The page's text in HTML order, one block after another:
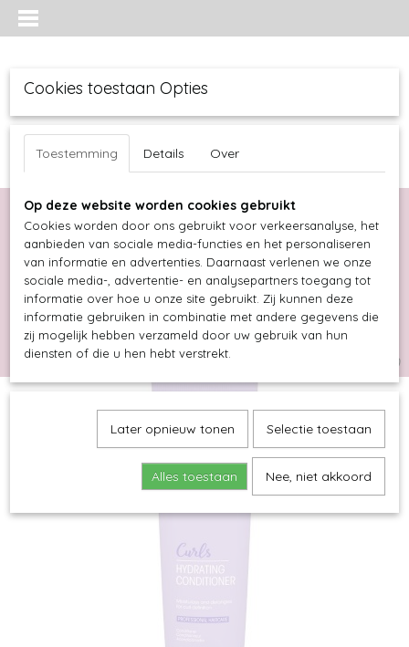
Inloggen Registreren UW WINKELWAGEN
(0)
Cookies toestaan Opties
Toestemming Details Over
Op deze website worden cookies gebruikt
Cookies worden door ons gebruikt voor verkeersanalyse, het
aanbieden van sociale media-functies en het personaliseren
van informatie en advertenties. Daarnaast verlenen we onze
sociale media-, advertentie- en analysepartners toegang tot
informatie over hoe u onze site gebruikt. Zij kunnen deze
informatie gebruiken in combinatie met andere gegevens die
zij mogelijk hebben verzameld door uw gebruik van hun
diensten of die u hen hebt verstrekt.
Later opnieuw tonen Selectie toestaan
Alles toestaan Nee, niet akkoord